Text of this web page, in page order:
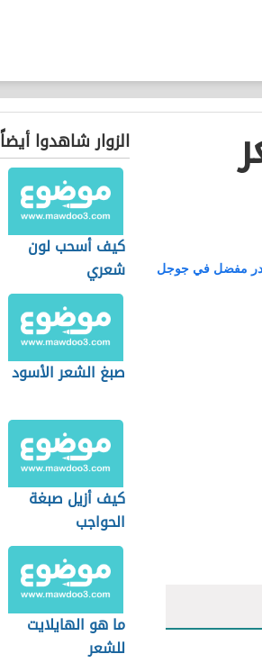
مفضل في جوجل
الزوار شاهدوا أيضاً
كيف أسحب لون
شعري
صبغ الشعر الأسود
كيف أزيل صبغة
الحواجب
ما هو الهايلايت
للشعر